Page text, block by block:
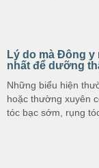
Lý do mà Đông
nhất để dưỡng
Những biểu hiện
hoặc thường xuyên
tóc bạc sớm, rụng